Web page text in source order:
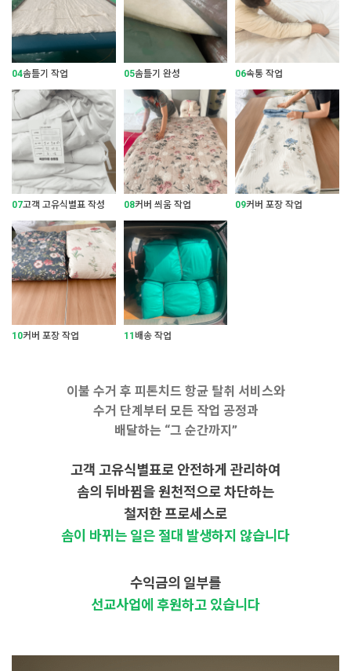
04솜틀기 작업 05솜틀기 완성 06속통 작업
07고객 고유식별표 작성 08커버 씌움 작업 09커버 포장 작업
10커버 포장 작업 11 배송 작업
이불 수거 후 피톤치드 항균 탈취 서비스와
수거 단계부터 모든 작업 공정과
배달하는 “그 순간까지”
고객 고유식별표로 안전하게 관리하여
솜의 뒤바뀜을 원천적으로 차단하는
철저한 프로세스로
솜이 바뀌는 일은 절대 발생하지 않습니다
수익금의 일부를
선교사업에 후원하고 있습니다